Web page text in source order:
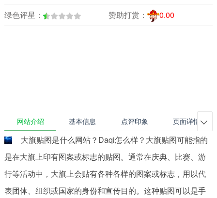
绿色评星：
赞助打赏： 0.00
网站介绍 基本信息 点评印象 页面详情 
大旗贴图是什么网站？Daqi怎么样？大旗贴图可能指的
是在大旗上印有图案或标志的贴图。通常在庆典、比赛、游
行等活动中，大旗上会贴有各种各样的图案或标志，用以代
表团体、组织或国家的身份和宣传目的。这种贴图可以是手